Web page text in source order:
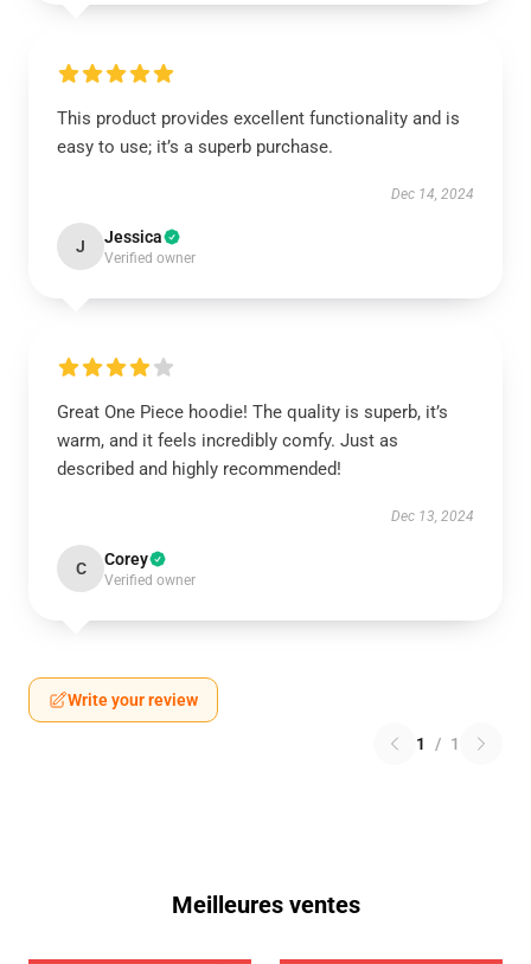
This product provides excellent functionality and is
easy to use; it’s a superb purchase.
Dec 14, 2024
J Jessica
Verified owner
Great One Piece hoodie! The quality is superb, it’s
warm, and it feels incredibly comfy. Just as
described and highly recommended!
Dec 13, 2024
C Corey
Verified owner
Write your review
1 / 1
Meilleures ventes